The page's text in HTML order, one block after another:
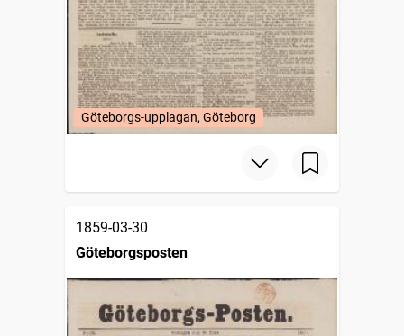
Göteborgs-upplagan, Göteborg
1859-03-30
Göteborgsposten